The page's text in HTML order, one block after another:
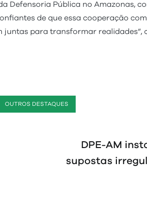
Defensoria Pública no Amazonas,
de que essa cooperação
para transformar realidades”,
OUTROS DESTAQUES
DPE-AM
supostas